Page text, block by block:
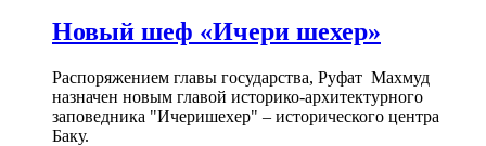
Новый шеф «Ичери шехер»
Распоряжением главы государства, Руфат Махмуд
назначен новым главой историко-архитектурного
заповедника "Ичеришехер" – исторического центра
Баку.